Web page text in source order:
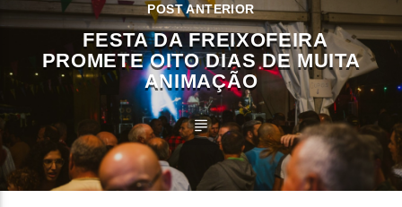
POST ANTERIOR
FESTA DA FREIXOFEIRA
PROMETE OITO DIAS DE MUITA
ANIMAÇÃO